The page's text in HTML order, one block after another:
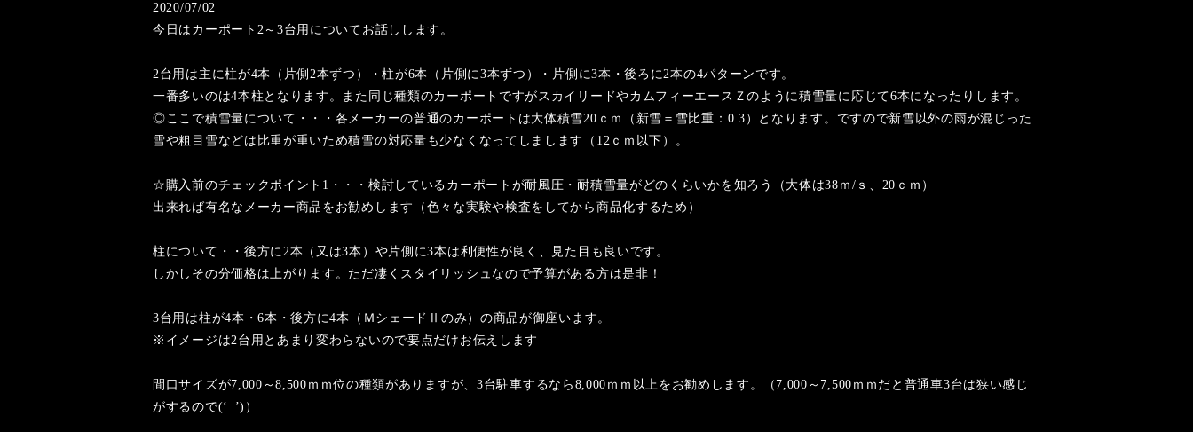
2020/07/02
今日はカーポート2～3台用についてお話しします。
2台用は主に柱が4本（片側2本ずつ）・柱が6本（片側に3本ずつ）・片側に3本・後ろに2本の4パターンです。
一番多いのは4本柱となります。また同じ種類のカーポートですがスカイリードやカムフィーエースＺのように積雪量に応じて6本になったりします。
◎ここで積雪量について・・・各メーカーの普通のカーポートは大体積雪20ｃｍ（新雪＝雪比重：0.3）となります。ですので新雪以外の雨が混じった
雪や粗目雪などは比重が重いため積雪の対応量も少なくなってしまします（12ｃｍ以下）。
☆購入前のチェックポイント1・・・検討しているカーポートが耐風圧・耐積雪量がどのくらいかを知ろう（大体は38ｍ/ｓ、20ｃｍ）
出来れば有名なメーカー商品をお勧めします（色々な実験や検査をしてから商品化するため）
柱について・・後方に2本（又は3本）や片側に3本は利便性が良く、見た目も良いです。
しかしその分価格は上がります。ただ凄くスタイリッシュなので予算がある方は是非！
3台用は柱が4本・6本・後方に4本（ＭシェードⅡのみ）の商品が御座います。
※イメージは2台用とあまり変わらないので要点だけお伝えします
間口サイズが7,000～8,500ｍｍ位の種類がありますが、3台駐車するなら8,000ｍｍ以上をお勧めします。（7,000～7,500ｍｍだと普通車3台は狭い感じ
がするので(‘_’)）